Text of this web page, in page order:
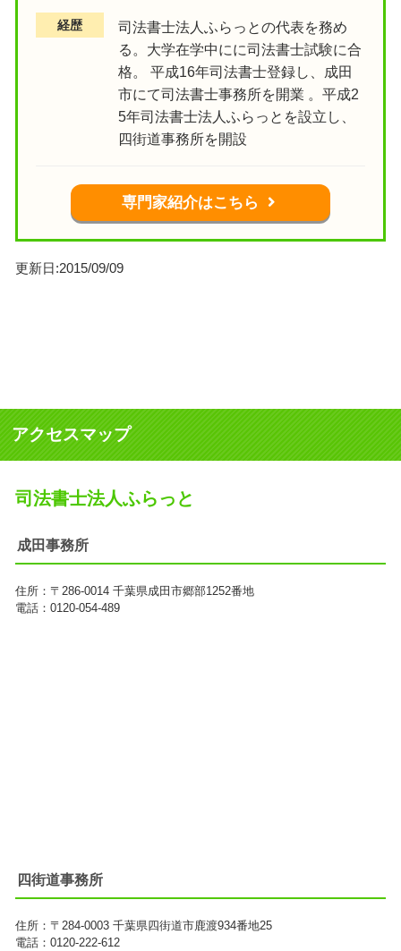
経歴
司法書士法人ふらっとの代表を務め
る。大学在学中にに司法書士試験に合
格。 平成16年司法書士登録し、成田
市にて司法書士事務所を開業 。平成2
5年司法書士法人ふらっとを設立し、
四街道事務所を開設
専門家紹介はこちら
更新日:2015/09/09
アクセスマップ
司法書士法人ふらっと
成田事務所
住所： 〒286-0014 千葉県成田市郷部1252番地
電話：0120-054-489
四街道事務所
住所： 〒284-0003 千葉県四街道市鹿渡934番地25
電話：0120-222-612